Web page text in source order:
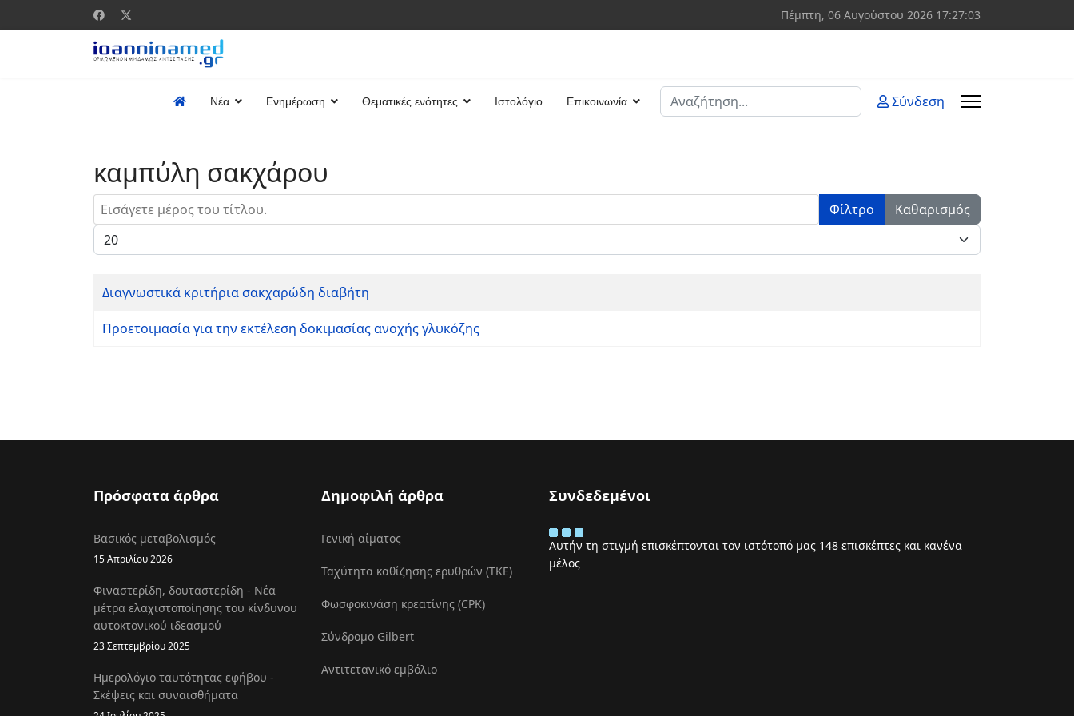
Πέμπτη, 06 Αυγούστου 2026 17:27:03
Νέα Ενημέρωση Θεματικές ενότητες Ιστολόγιο Επικοινωνία
Αναζήτηση
Σύνδεση
καμπύλη σακχάρου
Εισάγετε μέρος του τίτλου. Φίλτρο
Καθαρισμός
Εμφάνιση #
Διαγνωστικά κριτήρια σακχαρώδη διαβήτη
Προετοιμασία για την εκτέλεση δοκιμασίας ανοχής γλυκόζης
Πρόσφατα άρθρα
Βασικός μεταβολισμός
15 Απριλίου 2026
Φιναστερίδη, δουταστερίδη - Νέα
μέτρα ελαχιστοποίησης του κίνδυνου
αυτοκτονικού ιδεασμού
23 Σεπτεμβρίου 2025
Ημερολόγιο ταυτότητας εφήβου -
Σκέψεις και συναισθήματα
Δημοφιλή άρθρα
Γενική αίματος
Ταχύτητα καθίζησης ερυθρών (ΤΚΕ)
Φωσφοκινάση κρεατίνης (CPK)
Σύνδρομο Gilbert
Αντιτετανικό εμβόλιο
Συνδεδεμένοι
Αυτήν τη στιγμή επισκέπτονται τον ιστότοπό μας 148 επισκέπτες και κανένα
μέλος